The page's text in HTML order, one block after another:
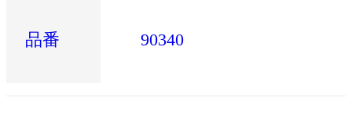
品番 90340